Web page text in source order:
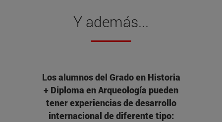
Y además...
Los alumnos del Grado en Historia
+ Diploma en Arqueología pueden
tener experiencias de desarrollo
internacional de diferente tipo: